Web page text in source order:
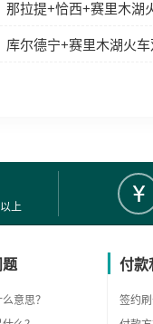
那拉提+恰西+赛里木湖
库尔德宁+赛里木湖火
上
题
意思？
付款
签约刷